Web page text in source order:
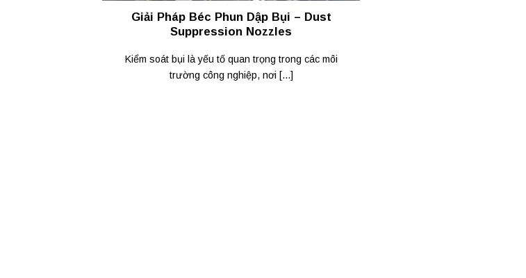
Giải Pháp Béc Phun Dập Bụi – Dust
Suppression Nozzles
Kiểm soát bụi là yếu tố quan trọng trong các môi
trường công nghiệp, nơi [...]